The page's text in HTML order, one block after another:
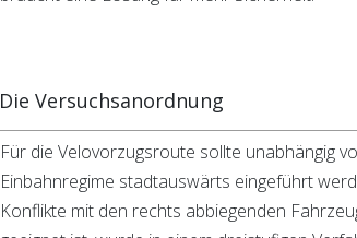
Die Versuchsanordnung
Für die Velovorzugsroute sollte unabhängig
Einbahnregime stadtauswärts eingeführt
Konflikte mit den rechts abbiegenden